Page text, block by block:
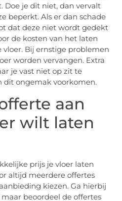
Doe je dit niet, dan vervalt
beperkt. Als er dan schade
dat deze niet wordt gedekt
de kosten van het laten
vloer. Bij ernstige problemen
worden vervangen. Extra
je vast niet op zit te
dit ongemak voorkomen.
aan
wilt laten
prijs je vloer laten
altijd meerdere offertes
kiezen. Ga hierbij
beoordeel de offertes